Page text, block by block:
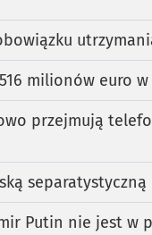
milionów euro
przejmują
Putin nie jest